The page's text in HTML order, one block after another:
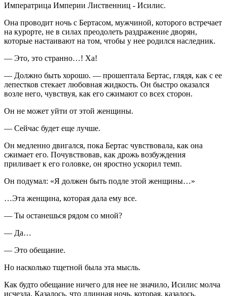
Императрица Империи Лиственниц - Исилис.
Она проводит ночь с Бертасом, мужчиной, которого встречает
на курорте, не в силах преодолеть раздражение дворян,
которые настаивают на том, чтобы у нее родился наследник.
— Это, это странно…! Ха!
— Должно быть хорошо. — прошептала Бертас, глядя, как с ее
лепестков стекает любовная жидкость. Он быстро оказался
возле него, чувствуя, как его сжимают со всех сторон.
Он не может уйти от этой женщины.
— Сейчас будет еще лучше.
Он медленно двигался, пока Бертас чувствовала, как она
сжимает его. Почувствовав, как дрожь возбуждения
приливает к его головке, он яростно ускорил темп.
Он подумал: «Я должен быть подле этой женщины…»
…Эта женщина, которая дала ему все.
— Ты останешься рядом со мной?
— Да…
— Это обещание.
Но насколько тщетной была эта мысль.
Как будто обещание ничего для нее не значило, Исилис молча
исчезла. Казалось, что длинная ночь, которая, казалось,